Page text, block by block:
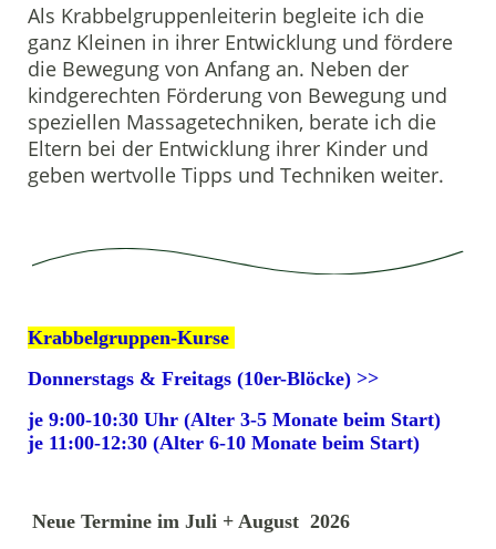
Als Krabbelgruppenleiterin begleite ich die
ganz Kleinen in ihrer Entwicklung und fördere
die Bewegung von Anfang an. Neben der
kindgerechten Förderung von Bewegung und
speziellen Massagetechniken, berate ich die
Eltern bei der Entwicklung ihrer Kinder und
geben wertvolle Tipps und Techniken weiter.
Krabbelgruppen-Kurse
Donnerstags & Freitags (10er-Blöcke) >>
je 9:00-10:30 Uhr (Alter 3-5 Monate beim Start)
je 11:00-12:30 (Alter 6-10 Monate beim Start)
Neue Termine im Juli + August 2026